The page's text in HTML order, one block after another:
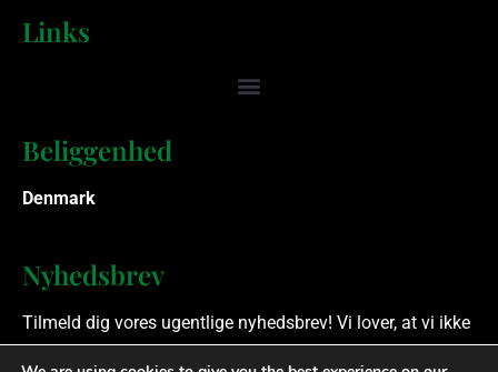
Links
Beliggenhed
Denmark
Nyhedsbrev
Tilmeld dig vores ugentlige nyhedsbrev! Vi lover, at vi ikke
spammer.